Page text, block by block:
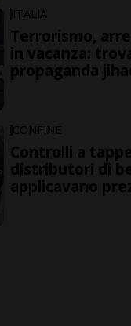
ITALIA
Terrorismo,
in vacanza:
propaganda
CONFINE
Controlli a
distributori di
applicavano